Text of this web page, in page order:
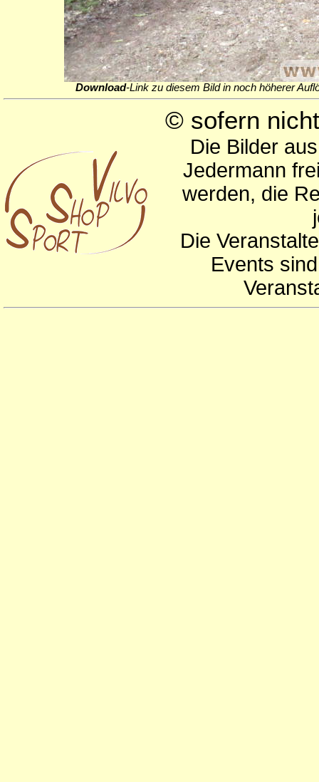
Download-Link zu diesem Bild in noch höherer
© sofern
Die Bilder
Jedermann
werden, die
Die
Events